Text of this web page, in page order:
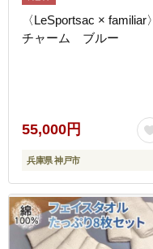
〈LeSportsac × familiar〉
チャーム ブルー
55,000円
兵庫県 神戸市